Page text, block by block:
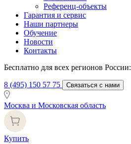
Референц-объекты
Гарантия и сервис
Наши партнеры
Обучение
Новости
Контакты
Бесплатно для всех регионов России:
8 (495) 150 57 75 Связаться с нами
Москва и Московская область
Купить